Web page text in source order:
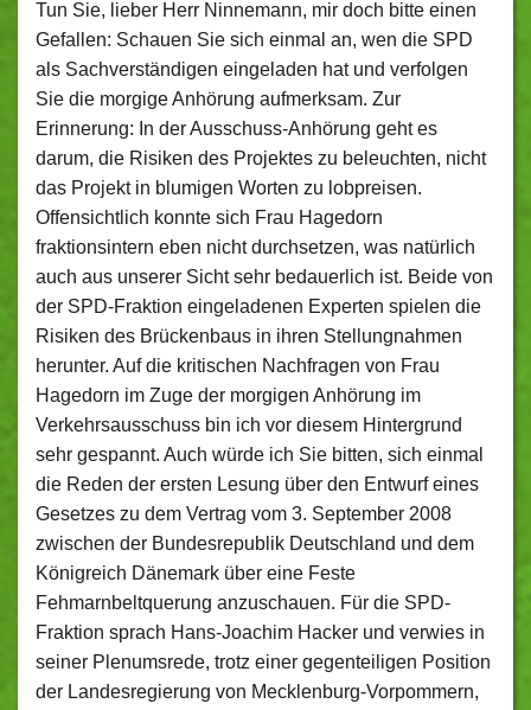
Tun Sie, lieber Herr Ninnemann, mir doch bitte einen
Gefallen: Schauen Sie sich einmal an, wen die SPD
als Sachverständigen eingeladen hat und verfolgen
Sie die morgige Anhörung aufmerksam. Zur
Erinnerung: In der Ausschuss-Anhörung geht es
darum, die Risiken des Projektes zu beleuchten, nicht
das Projekt in blumigen Worten zu lobpreisen.
Offensichtlich konnte sich Frau Hagedorn
fraktionsintern eben nicht durchsetzen, was natürlich
auch aus unserer Sicht sehr bedauerlich ist. Beide von
der SPD-Fraktion eingeladenen Experten spielen die
Risiken des Brückenbaus in ihren Stellungnahmen
herunter. Auf die kritischen Nachfragen von Frau
Hagedorn im Zuge der morgigen Anhörung im
Verkehrsausschuss bin ich vor diesem Hintergrund
sehr gespannt. Auch würde ich Sie bitten, sich einmal
die Reden der ersten Lesung über den Entwurf eines
Gesetzes zu dem Vertrag vom 3. September 2008
zwischen der Bundesrepublik Deutschland und dem
Königreich Dänemark über eine Feste
Fehmarnbeltquerung anzuschauen. Für die SPD-
Fraktion sprach Hans-Joachim Hacker und verwies in
seiner Plenumsrede, trotz einer gegenteiligen Position
der Landesregierung von Mecklenburg-Vorpommern,